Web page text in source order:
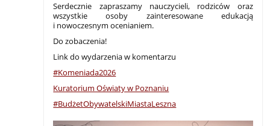
Serdecznie zapraszamy nauczycieli, rodziców oraz
wszystkie osoby zainteresowane edukacją
i nowoczesnym ocenianiem.
Do zobaczenia!
Link do wydarzenia w komentarzu
#Komeniada2026
Kuratorium Oświaty w Poznaniu
#BudżetObywatelskiMiastaLeszna